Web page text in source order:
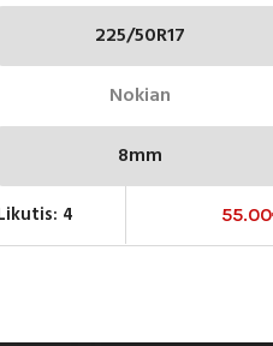
225/50R17
Nokian
8mm
4 55.00